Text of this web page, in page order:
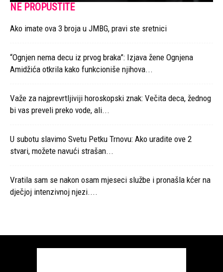
NE PROPUSTITE
Ako imate ova 3 broja u JMBG, pravi ste sretnici
“Ognjen nema decu iz prvog braka”: Izjava žene Ognjena
Amidžića otkrila kako funkcioniše njihova...
Važe za najprevrtljiviji horoskopski znak: Večita deca, žednog
bi vas preveli preko vode, ali...
U subotu slavimo Svetu Petku Trnovu: Ako uradite ove 2
stvari, možete navući strašan...
Vratila sam se nakon osam mjeseci službe i pronašla kćer na
dječjoj intenzivnoj njezi....